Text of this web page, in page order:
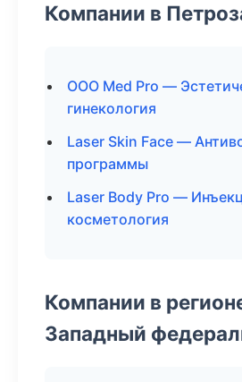
Компании в
ООО Med Pro —
гинекология
Laser Skin Face —
программы
Laser Body Pro —
косметология
Компании в
Западный